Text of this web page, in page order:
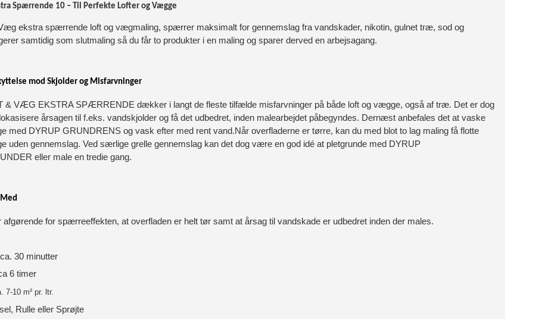
Spærrende 10 – Til Perfekte Lofter og Vægge
ekstra spærrende loft og vægmaling, spærrer maksimalt for gennemslag fra vandskader, nikotin, gulnet træ, sod og
samtidig som slutmaling så du får to produkter i en maling og sparer derved en arbejsagang.
mod Skjolder og Misfarvninger
& VÆG EKSTRA SPÆRRENDE dækker i langt de fleste tilfælde misfarvninger på både loft og vægge, også af træ. Det er dog
årsagen til f.eks. vandskjolder og få det udbedret, inden malearbejdet påbegyndes. Dernæst anbefales det at vaske
med DYRUP GRUNDRENS og vask efter med rent vand.Når overfladerne er tørre, kan du med blot to lag maling få flotte
uden gennemslag. Ved særlige grelle gennemslag kan det dog være en god idé at pletgrunde med DYRUP
eller male en tredie gang.
afgørende for spærreeffekten, at overfladen er helt tør samt at årsag til vandskade er udbedret inden der males.
30 minutter
6 timer
7-10 m² pr. ltr.
Rulle eller Sprøjte